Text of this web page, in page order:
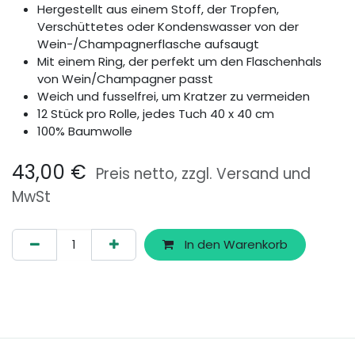
Hergestellt aus einem Stoff, der Tropfen,
Verschüttetes oder Kondenswasser von der
Wein-/Champagnerflasche aufsaugt
Mit einem Ring, der perfekt um den Flaschenhals
von Wein/Champagner passt
Weich und fusselfrei, um Kratzer zu vermeiden
12 Stück pro Rolle, jedes Tuch 40 x 40 cm
100% Baumwolle
43,00 € Preis netto, zzgl. Versand und
MwSt
In den Warenkorb